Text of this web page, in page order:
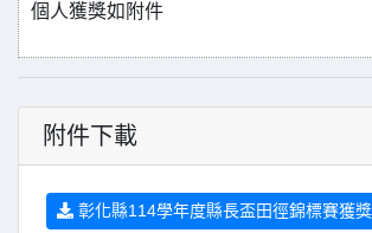
個人獲獎如附件
附件下載
彰化縣114學年度縣長盃田徑錦標賽獲